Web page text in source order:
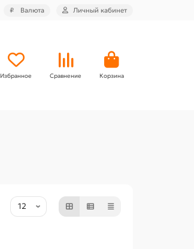
₽ Валюта Личный кабинет
Избранное Сравнение Корзина